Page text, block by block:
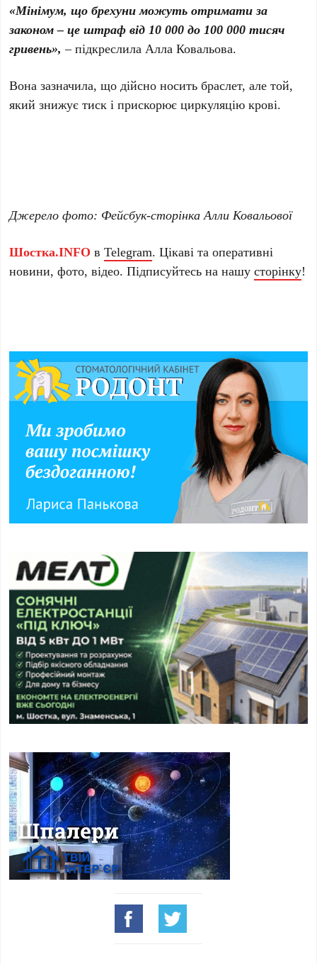
«Мінімум, що брехуни можуть отримати за
законом – це штраф від 10 000 до 100 000 тисяч
гривень», – підкреслила Алла Ковальова.
Вона зазначила, що дійсно носить браслет, але той,
який знижує тиск і прискорює циркуляцію крові.
Джерело фото: Фейсбук-сторінка Алли Ковальової
Шостка.INFO вTelegram. Цікаві та оперативні
новини, фото, відео. Підписуйтесь на нашусторінку!